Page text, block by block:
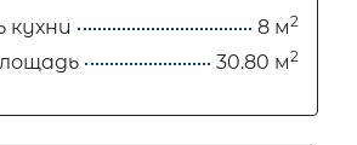
кухни 8 м2
30.80 м2